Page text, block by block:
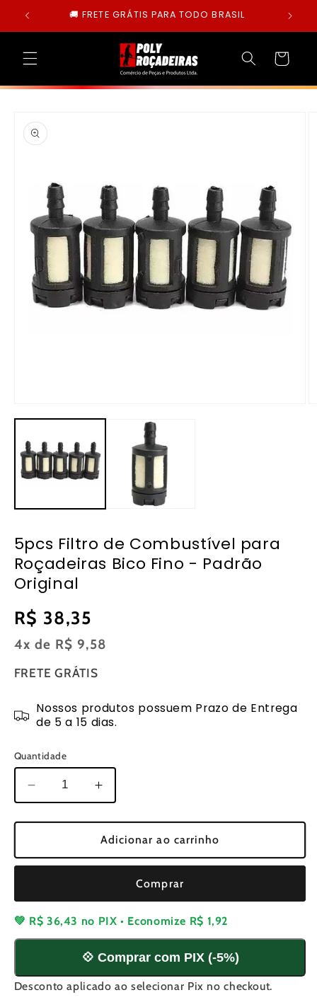
para o
conteúdo
🚚 FRETE GRÁTIS PARA TODO BRASIL
Carrinho
informações
do produto
mídia
janela
modal
5pcs Filtro de Combustível para
Roçadeiras Bico Fino - Padrão
Original
Preço
normal
R$ 38,35
4x de R$ 9,58
FRETE GRÁTIS
Nossos produtos possuem Prazo de Entrega
de 5 a 15 dias.
Quantidade
Diminuir
a
quantidade
5pcs
Filtro
Combustível
para
Roçadeiras
-
Padrão
Aumentar
a
quantidade
de
5pcs
Filtro
Combustível
para
Fino
-
Padrão
Adicionar ao carrinho
Comprar
💚 R$ 36,43 no PIX • Economize R$ 1,92
💠 Comprar com PIX (-5%)
Desconto aplicado ao selecionar Pix no checkout.